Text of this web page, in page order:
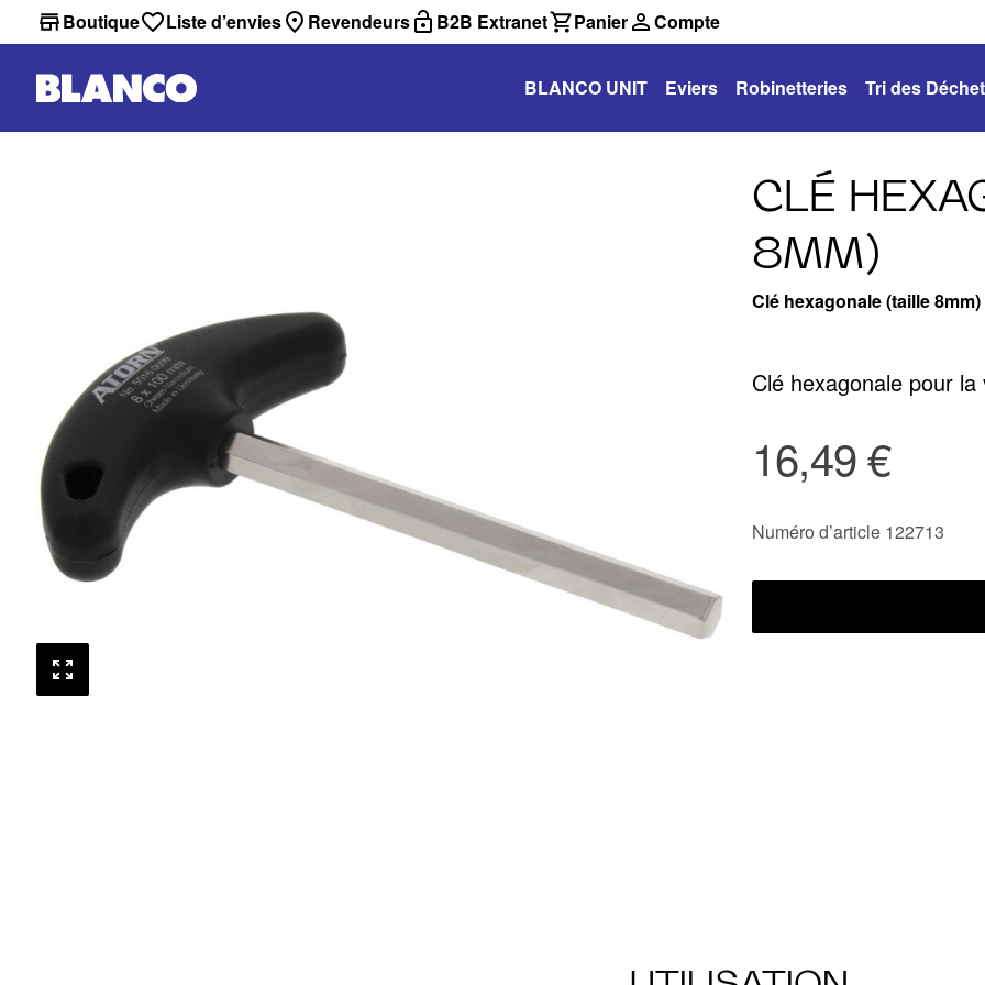
Boutique Liste d’envies Revendeurs B2B Extranet Panier Compte
BLANCO UNIT Eviers Robinetteries Tri des
CLÉ
8MM)
Clé hexagonale (taille 8mm)
Clé hexagonale pour
16,49 €
Numéro d’article 122713